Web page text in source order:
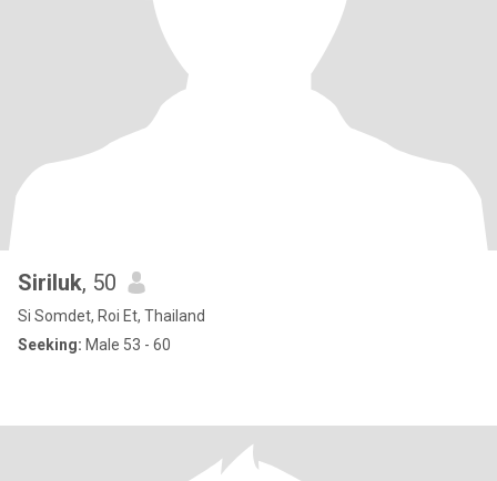
Siriluk, 50
Si Somdet, Roi Et, Thailand
Seeking: Male 53 - 60